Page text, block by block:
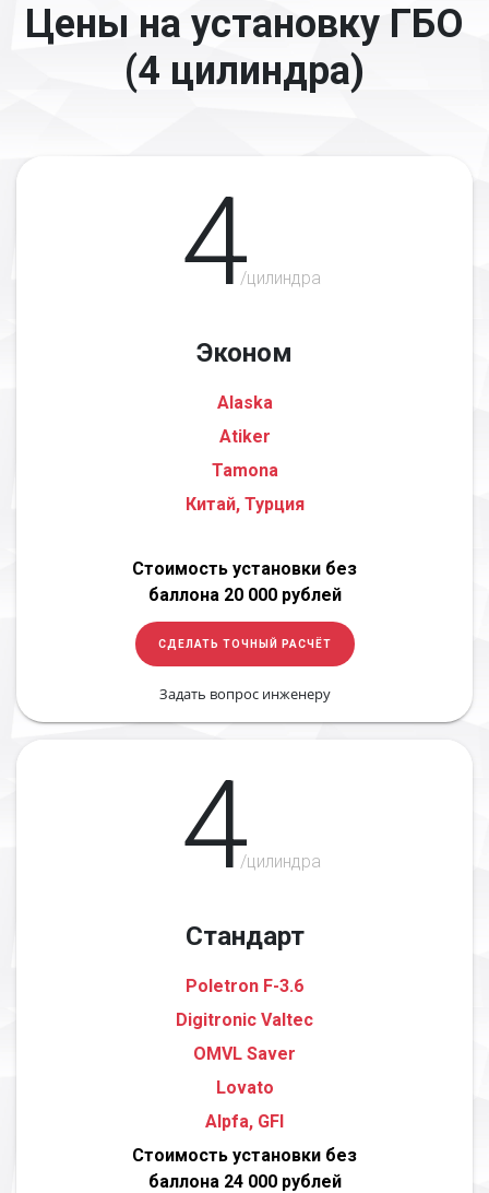
Цены на установку ГБО
(4 цилиндра)
4/цилиндра
Эконом
Alaska
Atiker
Tamona
Китай, Турция
Стоимость установки без
баллона 20 000 рублей
СДЕЛАТЬ ТОЧНЫЙ РАСЧЁТ
Задать вопрос инженеру
4/цилиндра
Стандарт
Poletron F-3.6
Digitronic Valtec
OMVL Saver
Lovato
Alpfa, GFI
Стоимость установки без
баллона 24 000 рублей